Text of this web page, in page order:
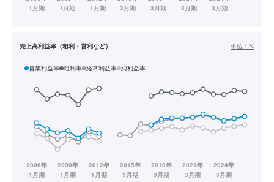
売上高利益率（粗利・営利など） 単位： %
営業利益率 粗利率 経常利益率 純利益率